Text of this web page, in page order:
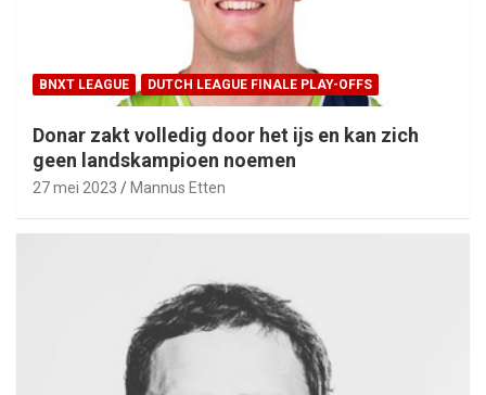
BNXT LEAGUE DUTCH LEAGUE FINALE PLAY-OFFS
Donar zakt volledig door het ijs en kan zich
geen landskampioen noemen
27 mei 2023 Mannus Etten